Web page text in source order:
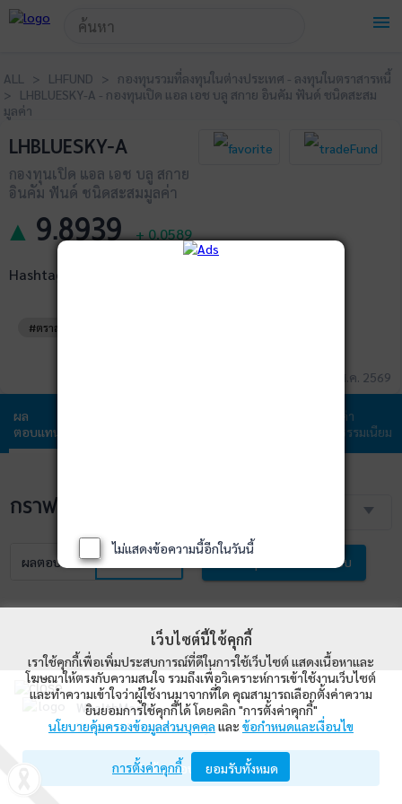
menu
ALL > LHFUND > กองทุนรวมที่ลงทุนในต่างประเทศ - ลงทุนในตราสารหนี้
> LHBLUESKY-A - กองทุนเปิด แอล เอช บลู สกาย อินคัม ฟันด์ ชนิดสะสม
มูลค่า
LHBLUESKY-A
กองทุนเปิด แอล เอช บลู สกาย
อินคัม ฟันด์ ชนิดสะสมมูลค่า
▲ 9.8939+ 0.0589
Hashtags
#ตราสารหนี้ต่างประเทศ
ข้อมูล ณ วันที่ 04 ส.ค. 2569
ผล
ตอบแทน
ค่า
ธรรมเนียม
กราฟราคา NAV
ผลตอบแทน เปรียบเทียบ
WealthMagik
Wealth Management System Limited
เปิดด้วยแอป WealthMagik
!-- Start Advertise -->
ไม่แสดงข้อความนี้อีกในวันนี้
เว็บไซต์นี้ใช้คุกกี้
เราใช้คุกกี้เพื่อเพิ่มประสบการณ์ที่ดีในการใช้เว็บไซต์ แสดงเนื้อหาและ
โฆษณาให้ตรงกับความสนใจ รวมถึงเพื่อวิเคราะห์การเข้าใช้งานเว็บไซต์
และทำความเข้าใจว่าผู้ใช้งานมาจากที่ใด คุณสามารถเลือกตั้งค่าความ
ยินยอมการใช้คุกกี้ได้ โดยคลิก "การตั้งค่าคุกกี้"
นโยบายคุ้มครองข้อมูลส่วนบุคคลและ ข้อกำหนดและเงื่อนไข
การตั้งค่าคุกกี้ ยอมรับทั้งหมด